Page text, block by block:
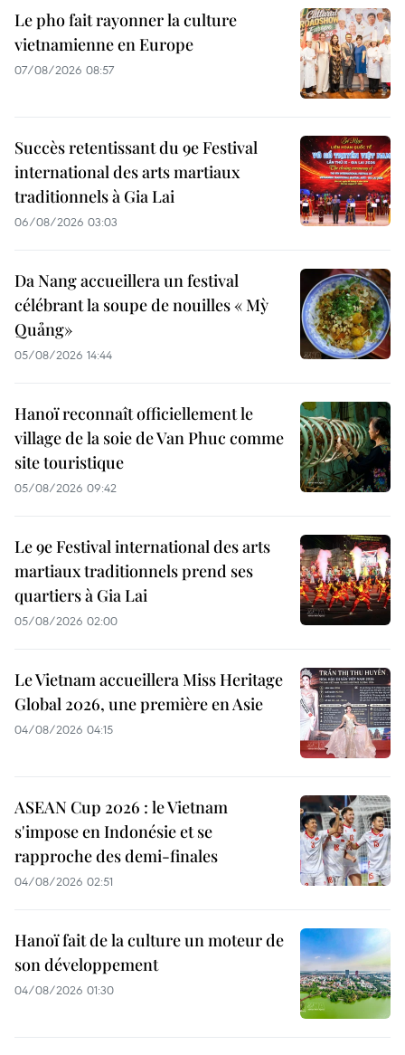
Le pho fait rayonner la culture
vietnamienne en Europe
07/08/2026 08:57
Succès retentissant du 9e Festival
international des arts martiaux
traditionnels à Gia Lai
06/08/2026 03:03
Da Nang accueillera un festival
célébrant la soupe de nouilles « Mỳ
Quảng»
05/08/2026 14:44
Hanoï reconnaît officiellement le
village de la soie de Van Phuc comme
site touristique
05/08/2026 09:42
Le 9e Festival international des arts
martiaux traditionnels prend ses
quartiers à Gia Lai
05/08/2026 02:00
Le Vietnam accueillera Miss Heritage
Global 2026, une première en Asie
04/08/2026 04:15
ASEAN Cup 2026 : le Vietnam
s'impose en Indonésie et se
rapproche des demi-finales
04/08/2026 02:51
Hanoï fait de la culture un moteur de
son développement
04/08/2026 01:30